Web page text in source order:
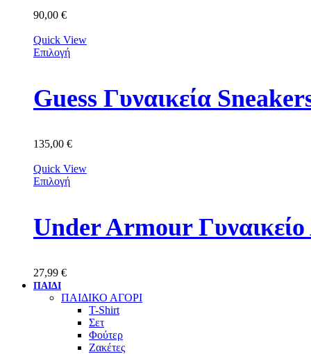
90,00 €
Quick View
Επιλογή
Guess Γυναικεία
135,00 €
Quick View
Επιλογή
Under Armour
27,99 €
ΠΑΙΔΙ
ΠΑΙΔΙΚΟ ΑΓΟΡΙ
T-Shirt
Σετ
Φούτερ
Ζακέτες